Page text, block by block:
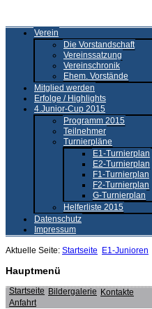
Verein
Die Vorstandschaft
Vereinssatzung
Vereinschronik
Ehem. Vorstände
Mitglied werden
Erfolge / Highlights
4.Junior-Cup 2015
Programm 2015
Teilnehmer
Turnierpläne
E1-Turnierplan
E2-Turnierplan
F1-Turnierplan
F2-Turnierplan
G-Turnierplan
Helferliste 2015
Datenschutz
Impressum
Aktuelle Seite: Startseite E1-Junioren
Hauptmenü
Startseite Bildergalerie Kontakte
Anfahrt